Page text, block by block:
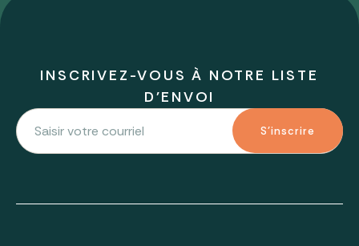
INSCRIVEZ-VOUS À NOTRE LISTE
D'ENVOI
S'inscrire